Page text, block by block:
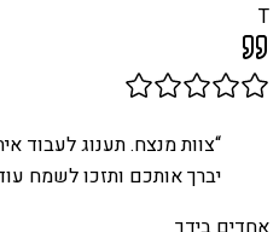
T
“צוות מנצח. תענוג לעבוד
יברך אותכם ותזכו לשמח